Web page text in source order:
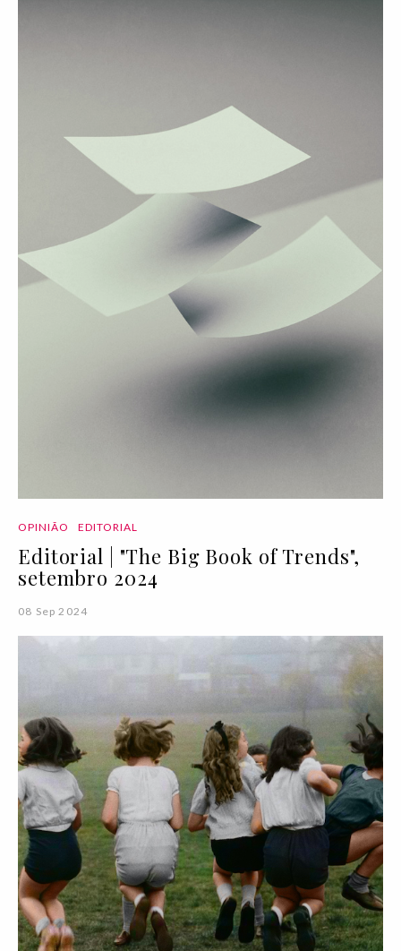
OPINIÃO EDITORIAL
Editorial | "The Big Book of Trends",
setembro 2024
08 Sep 2024